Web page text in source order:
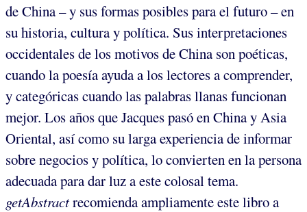
de China – y sus formas posibles para el futuro – en
su historia, cultura y política. Sus interpretaciones
occidentales de los motivos de China son poéticas,
cuando la poesía ayuda a los lectores a comprender,
y categóricas cuando las palabras llanas funcionan
mejor. Los años que Jacques pasó en China y Asia
Oriental, así como su larga experiencia de informar
sobre negocios y política, lo convierten en la persona
adecuada para dar luz a este colosal tema.
getAbstractrecomienda ampliamente este libro a